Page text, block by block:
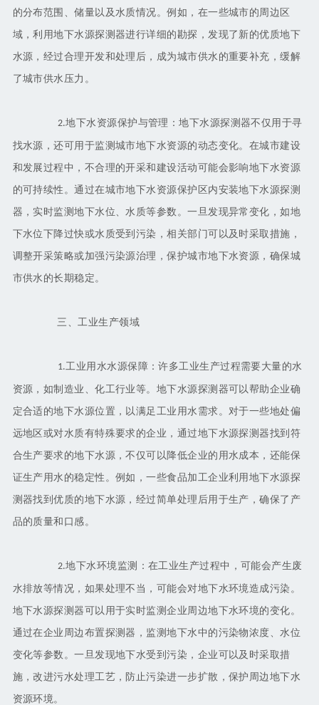
的分布范围、储量以及水质情况。例如，在一些城市的周边区
域，利用地下水源探测器进行详细的勘探，发现了新的优质地下
水源，经过合理开发和处理后，成为城市供水的重要补充，缓解
了城市供水压力。
2.地下水资源保护与管理：地下水源探测器不仅用于寻
找水源，还可用于监测城市地下水资源的动态变化。在城市建设
和发展过程中，不合理的开采和建设活动可能会影响地下水资源
的可持续性。通过在城市地下水资源保护区内安装地下水源探测
器，实时监测地下水位、水质等参数。一旦发现异常变化，如地
下水位下降过快或水质受到污染，相关部门可以及时采取措施，
调整开采策略或加强污染源治理，保护城市地下水资源，确保城
市供水的长期稳定。
三、工业生产领域
1.工业用水水源保障：许多工业生产过程需要大量的水
资源，如制造业、化工行业等。地下水源探测器可以帮助企业确
定合适的地下水源位置，以满足工业用水需求。对于一些地处偏
远地区或对水质有特殊要求的企业，通过地下水源探测器找到符
合生产要求的地下水源，不仅可以降低企业的用水成本，还能保
证生产用水的稳定性。例如，一些食品加工企业利用地下水源探
测器找到优质的地下水源，经过简单处理后用于生产，确保了产
品的质量和口感。
2.地下水环境监测：在工业生产过程中，可能会产生废
水排放等情况，如果处理不当，可能会对地下水环境造成污染。
地下水源探测器可以用于实时监测企业周边地下水环境的变化。
通过在企业周边布置探测器，监测地下水中的污染物浓度、水位
变化等参数。一旦发现地下水受到污染，企业可以及时采取措
施，改进污水处理工艺，防止污染进一步扩散，保护周边地下水
资源环境。